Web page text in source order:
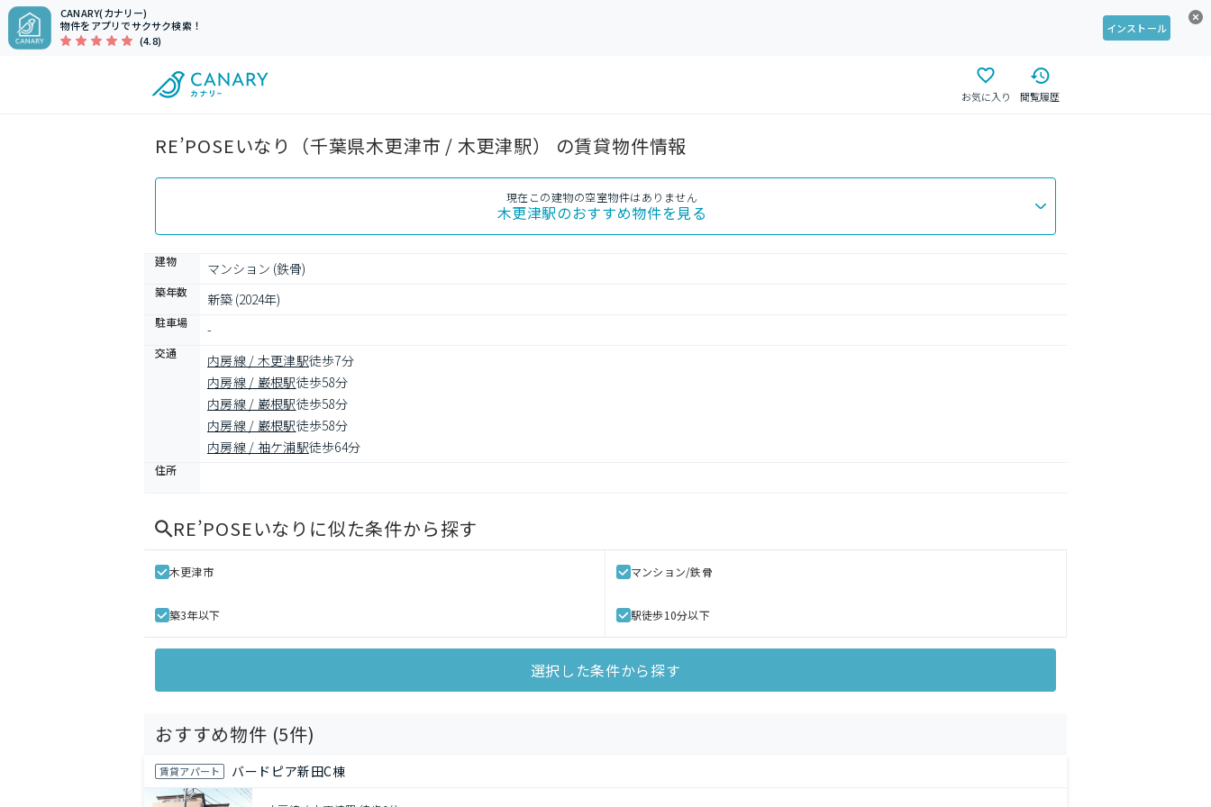
CANARY(カナリー)
物件をアプリでサクサク検索！
(4.8)
インストール
お気に入り 閲覧履歴
RE’POSEいなり（千葉県木更津市 / 木更津駅） の賃貸物件情報
現在この建物の空室物件はありません
木更津駅のおすすめ物件を見る
建物 マンション (鉄骨)
築年数 新築 (2024年)
駐車場 -
交通 内房線 / 木更津駅徒歩7分
内房線 / 巌根駅徒歩58分
内房線 / 巌根駅徒歩58分
内房線 / 巌根駅徒歩58分
内房線 / 袖ケ浦駅徒歩64分
住所
RE’POSEいなり に似た条件から探す
木更津市 マンション/鉄骨
築3年以下 駅徒歩10分以下
選択した条件から探す
おすすめ物件 (5件)
賃貸アパート バードピア新田C棟